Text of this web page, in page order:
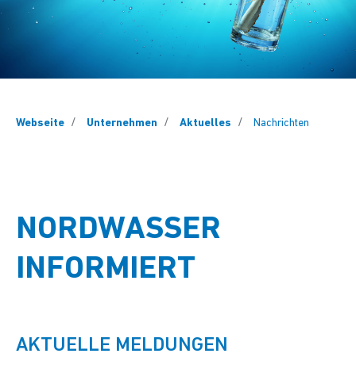
Webseite Unternehmen Aktuelles Nachrichten
NORDWASSER
INFORMIERT
AKTUELLE MELDUNGEN